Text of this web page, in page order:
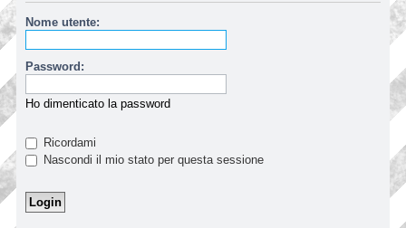
Nome utente:
Password:
Ho dimenticato la password
Ricordami
Nascondi il mio stato per questa sessione